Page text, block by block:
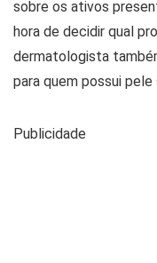
sobre os ativos
hora de decidir qual
dermatologista
para quem possui
Publicidade